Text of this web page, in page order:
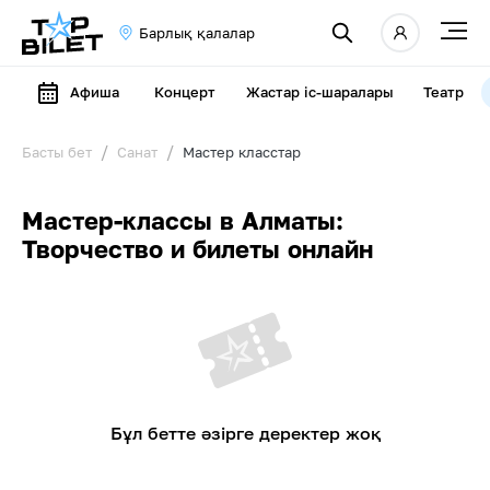
Барлық қалалар
Афиша Концерт Жастар іс-шаралары Театр
Басты бет Санат Мастер класстар
Мастер-классы в Алматы:
Творчество и билеты онлайн
Бұл бетте әзірге деректер жоқ